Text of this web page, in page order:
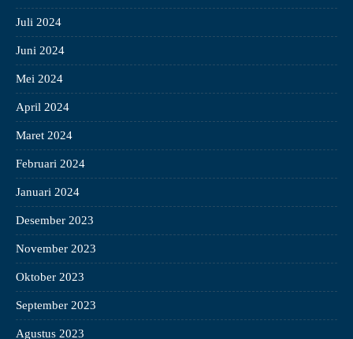
Juli 2024
Juni 2024
Mei 2024
April 2024
Maret 2024
Februari 2024
Januari 2024
Desember 2023
November 2023
Oktober 2023
September 2023
Agustus 2023